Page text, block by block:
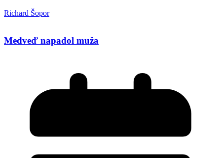
Richard Šopor
Medveď napadol muža